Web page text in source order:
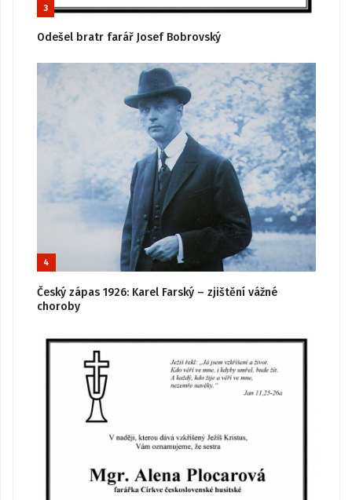
3
Odešel bratr farář Josef Bobrovský
4
Český zápas 1926: Karel Farský – zjištění vážné
choroby